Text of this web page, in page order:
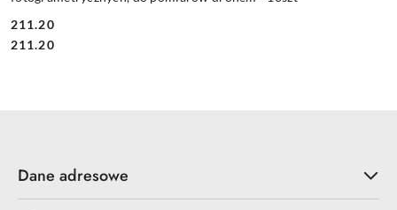
Cena:
211.20
Cena:
211.20
Dane adresowe